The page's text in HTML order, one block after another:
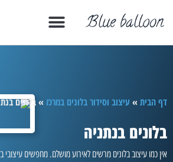
דף הבית »עיצוב וסידור בלונים במרכז »בלונים
בלונים בנתניה
אין כמו עיצוב בלונים מרשים לאירוע מושלם. מחפשים עיצובי